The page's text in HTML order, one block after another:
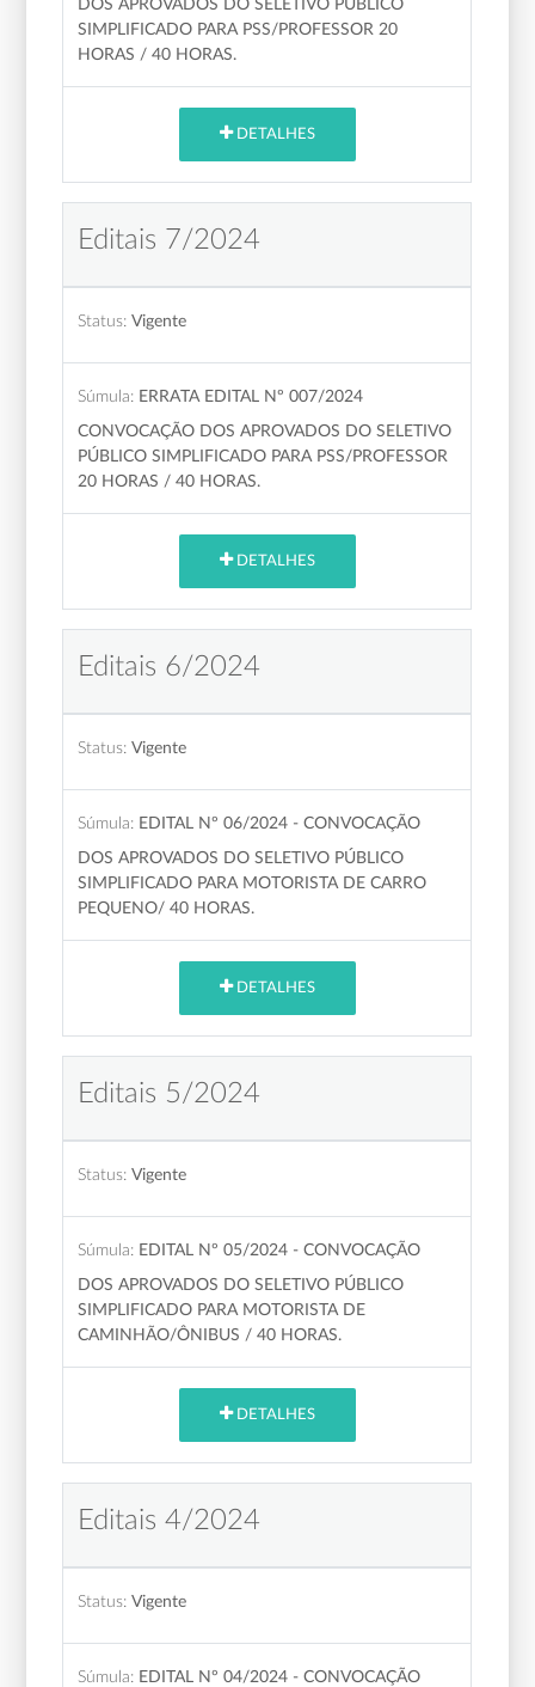
DOS APROVADOS DO SELETIVO PÚBLICO
SIMPLIFICADO PARA PSS/PROFESSOR 20
HORAS / 40 HORAS.
DETALHES
Editais 7/2024
Status: Vigente
Súmula: ERRATA EDITAL Nº 007/2024
CONVOCAÇÃO DOS APROVADOS DO SELETIVO
PÚBLICO SIMPLIFICADO PARA PSS/PROFESSOR
20 HORAS / 40 HORAS.
DETALHES
Editais 6/2024
Status: Vigente
Súmula: EDITAL Nº 06/2024 - CONVOCAÇÃO
DOS APROVADOS DO SELETIVO PÚBLICO
SIMPLIFICADO PARA MOTORISTA DE CARRO
PEQUENO/ 40 HORAS.
DETALHES
Editais 5/2024
Status: Vigente
Súmula: EDITAL Nº 05/2024 - CONVOCAÇÃO
DOS APROVADOS DO SELETIVO PÚBLICO
SIMPLIFICADO PARA MOTORISTA DE
CAMINHÃO/ÔNIBUS / 40 HORAS.
DETALHES
Editais 4/2024
Status: Vigente
Súmula: EDITAL Nº 04/2024 - CONVOCAÇÃO